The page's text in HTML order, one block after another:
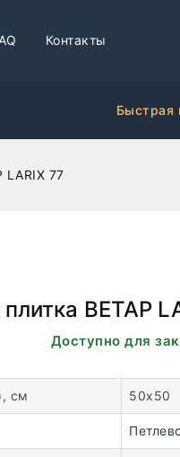
Контакты
Быстрая
LARIX 77
BETAP
Доступно для
см 50х50